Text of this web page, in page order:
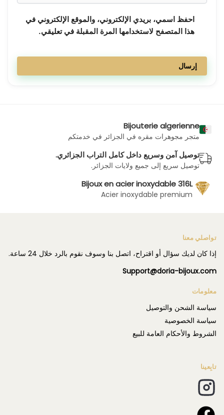
احفظ اسمي، بريدي الإلكتروني، والموقع الإلكتروني في
هذا المتصفح لاستخدامها المرة المقبلة في تعليقي.
Bijouterie algerienne
متجر مجوهرات مقره في الجزائر في خدمتكم
توصيل آمن وسريع داخل كامل التراب الجزائري.
توصيل سريع إلى جميع ولايات الجزائر.
Bijoux en acier inoxydable 316L
Acier inoxydable premium
تواصلي معنا
إذا كان لديك سؤال أو اقتراح، اتصل بنا وسوف نقوم بالرد خلال 24 ساعة.
Support@doria-bijoux.com
معلومات
سياسة الشحن والتوصيل
سياسة الخصوصية
الشروط والأحكام العامة للبيع
تابِعينا